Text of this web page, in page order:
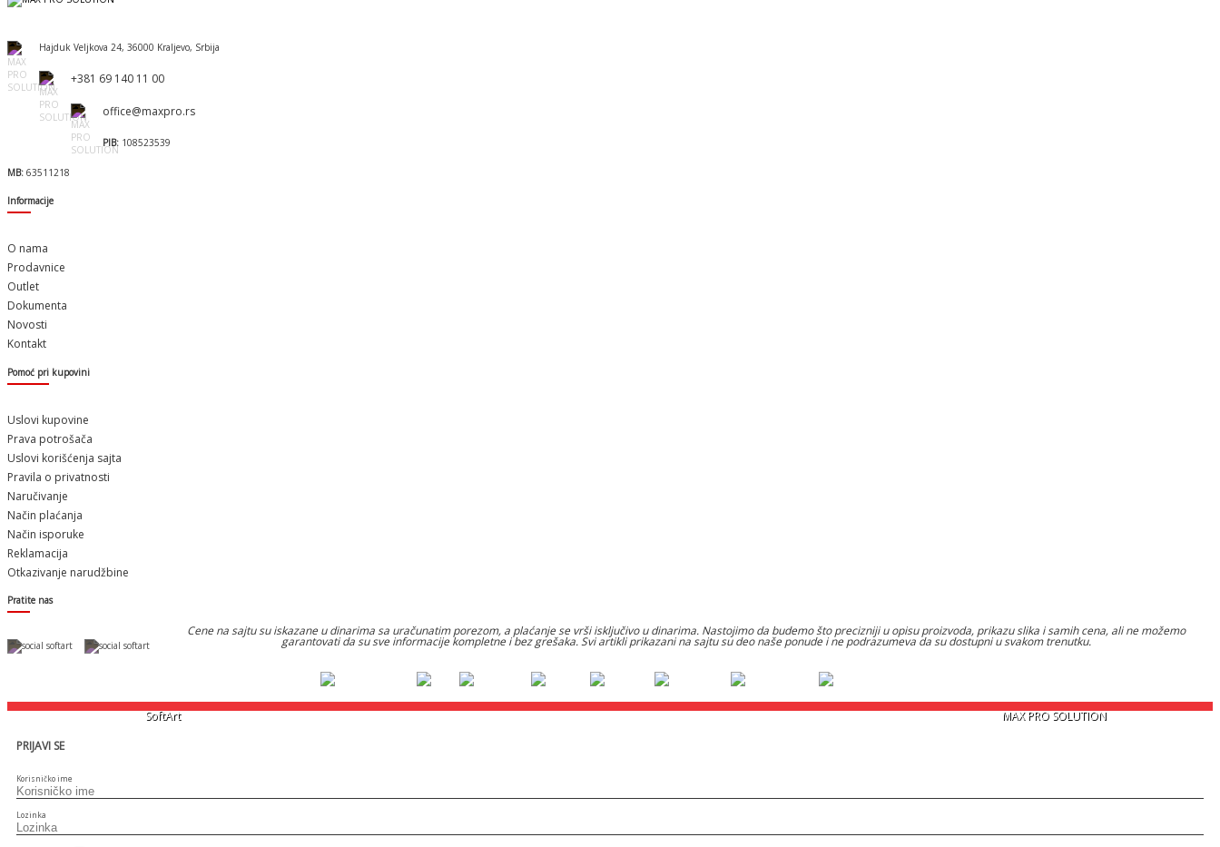
Hajduk Veljkova 24, 36000 Kraljevo, Srbija
+381 69 140 11 00
office@maxpro.rs
PIB: 108523539
MB: 63511218
Informacije
O nama
Prodavnice
Outlet
Dokumenta
Novosti
Kontakt
Pomoć pri kupovini
Uslovi kupovine
Prava potrošača
Uslovi korišćenja sajta
Pravila o privatnosti
Naručivanje
Način plaćanja
Način isporuke
Reklamacija
Otkazivanje narudžbine
Pratite nas
Cene na sajtu su iskazane u dinarima sa uračunatim porezom, a plaćanje se vrši isključivo u dinarima. Nastojimo da budemo što precizniji u opisu proizvoda, prikazu slika i samih cena, ali ne možemo
garantovati da su sve informacije kompletne i bez grešaka. Svi artikli prikazani na sajtu su deo naše ponude i ne podrazumeva da su dostupni u svakom trenutku.
Designed & Developed bySoftArt Copyright © 2026MAX PRO SOLUTION. Sva prava zadržana
PRIJAVI SE
Korisničko ime
Lozinka